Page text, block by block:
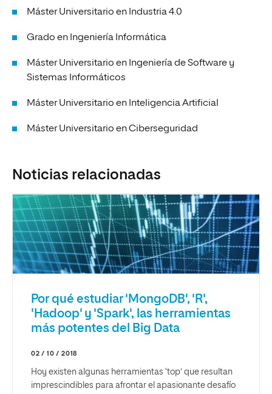
Máster Universitario en Industria 4.0
Grado en Ingeniería Informática
Máster Universitario en Ingeniería de Software y
Sistemas Informáticos
Máster Universitario en Inteligencia Artificial
Máster Universitario en Ciberseguridad
Noticias relacionadas
Por qué estudiar 'MongoDB', 'R',
'Hadoop' y 'Spark', las herramientas
más potentes del Big Data
02 / 10 / 2018
Hoy existen algunas herramientas ‘top’ que resultan
imprescindibles para afrontar el apasionante desafío